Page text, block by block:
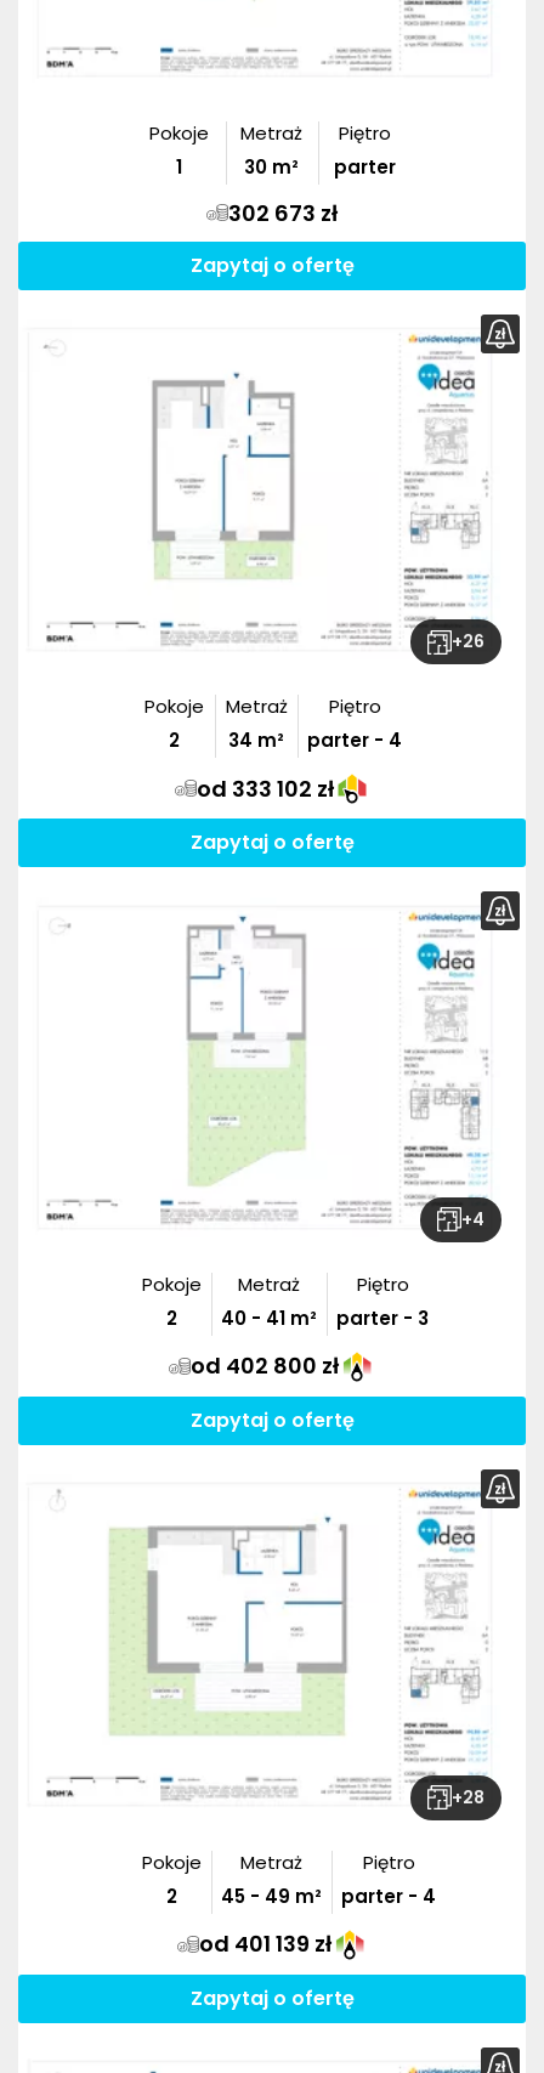
Pokoje
1
Metraż
30 m²
Piętro
parter
302 673 zł
Zapytaj o ofertę
+26
Pokoje
2
Metraż
34 m²
Piętro
parter - 4
od 333 102 zł
Zapytaj o ofertę
+4
Pokoje
2
Metraż
40 - 41 m²
Piętro
parter - 3
od 402 800 zł
Zapytaj o ofertę
+28
Pokoje
2
Metraż
45 - 49 m²
Piętro
parter - 4
od 401 139 zł
Zapytaj o ofertę